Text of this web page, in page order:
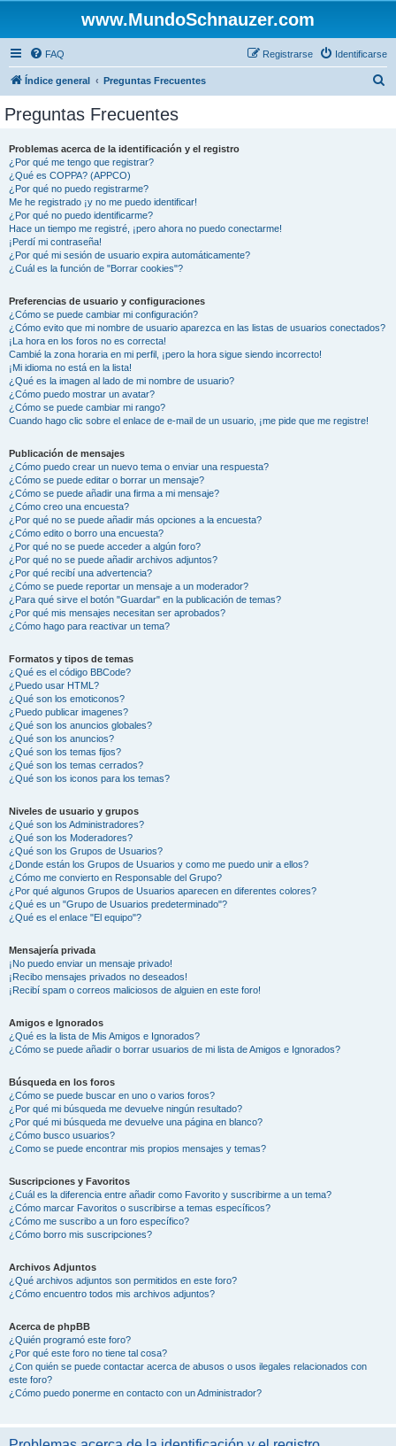
www.MundoSchnauzer.com
FAQ Identificarse
Registrarse
Índice general Preguntas Frecuentes
Preguntas Frecuentes
Problemas acerca de la identificación y el registro
¿Por qué me tengo que registrar?
¿Qué es COPPA? (APPCO)
¿Por qué no puedo registrarme?
Me he registrado ¡y no me puedo identificar!
¿Por qué no puedo identificarme?
Hace un tiempo me registré, ¡pero ahora no puedo conectarme!
¡Perdí mi contraseña!
¿Por qué mi sesión de usuario expira automáticamente?
¿Cuál es la función de "Borrar cookies"?
Preferencias de usuario y configuraciones
¿Cómo se puede cambiar mi configuración?
¿Cómo evito que mi nombre de usuario aparezca en las listas de usuarios conectados?
¡La hora en los foros no es correcta!
Cambié la zona horaria en mi perfil, ¡pero la hora sigue siendo incorrecto!
¡Mi idioma no está en la lista!
¿Qué es la imagen al lado de mi nombre de usuario?
¿Cómo puedo mostrar un avatar?
¿Cómo se puede cambiar mi rango?
Cuando hago clic sobre el enlace de e-mail de un usuario, ¡me pide que me registre!
Publicación de mensajes
¿Cómo puedo crear un nuevo tema o enviar una respuesta?
¿Cómo se puede editar o borrar un mensaje?
¿Cómo se puede añadir una firma a mi mensaje?
¿Cómo creo una encuesta?
¿Por qué no se puede añadir más opciones a la encuesta?
¿Cómo edito o borro una encuesta?
¿Por qué no se puede acceder a algún foro?
¿Por qué no se puede añadir archivos adjuntos?
¿Por qué recibí una advertencia?
¿Cómo se puede reportar un mensaje a un moderador?
¿Para qué sirve el botón "Guardar" en la publicación de temas?
¿Por qué mis mensajes necesitan ser aprobados?
¿Cómo hago para reactivar un tema?
Formatos y tipos de temas
¿Qué es el código BBCode?
¿Puedo usar HTML?
¿Qué son los emoticonos?
¿Puedo publicar imagenes?
¿Qué son los anuncios globales?
¿Qué son los anuncios?
¿Qué son los temas fijos?
¿Qué son los temas cerrados?
¿Qué son los iconos para los temas?
Niveles de usuario y grupos
¿Qué son los Administradores?
¿Qué son los Moderadores?
¿Qué son los Grupos de Usuarios?
¿Donde están los Grupos de Usuarios y como me puedo unir a ellos?
¿Cómo me convierto en Responsable del Grupo?
¿Por qué algunos Grupos de Usuarios aparecen en diferentes colores?
¿Qué es un "Grupo de Usuarios predeterminado"?
¿Qué es el enlace "El equipo"?
Mensajería privada
¡No puedo enviar un mensaje privado!
¡Recibo mensajes privados no deseados!
¡Recibí spam o correos maliciosos de alguien en este foro!
Amigos e Ignorados
¿Qué es la lista de Mis Amigos e Ignorados?
¿Cómo se puede añadir o borrar usuarios de mi lista de Amigos e Ignorados?
Búsqueda en los foros
¿Cómo se puede buscar en uno o varios foros?
¿Por qué mi búsqueda me devuelve ningún resultado?
¿Por qué mi búsqueda me devuelve una página en blanco?
¿Cómo busco usuarios?
¿Como se puede encontrar mis propios mensajes y temas?
Suscripciones y Favoritos
¿Cuál es la diferencia entre añadir como Favorito y suscribirme a un tema?
¿Cómo marcar Favoritos o suscribirse a temas específicos?
¿Cómo me suscribo a un foro específico?
¿Cómo borro mis suscripciones?
Archivos Adjuntos
¿Qué archivos adjuntos son permitidos en este foro?
¿Cómo encuentro todos mis archivos adjuntos?
Acerca de phpBB
¿Quién programó este foro?
¿Por qué este foro no tiene tal cosa?
¿Con quién se puede contactar acerca de abusos o usos ilegales relacionados con
este foro?
¿Cómo puedo ponerme en contacto con un Administrador?